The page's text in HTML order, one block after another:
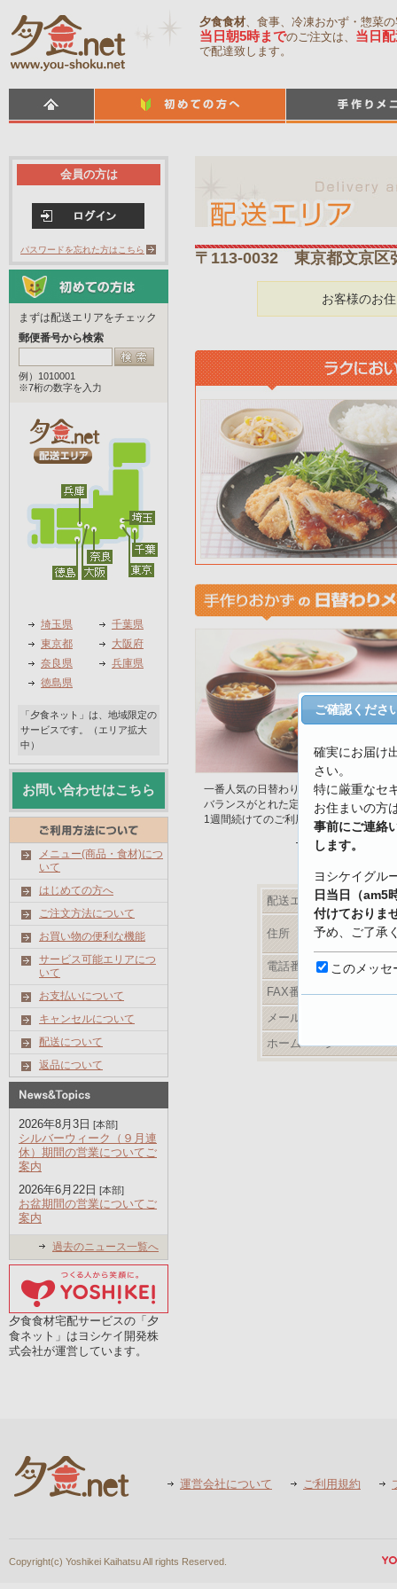
夕食食材、食事、冷凍おかず・惣菜
当日朝5時までのご注文は、 当日
で配達致します。
〒113-0032 東京都文京区
お客様のお
一番人気の日替わり手作りおかず。
バランスがとれた定番メニュー。
1週間続けてのご利用をお勧めします。
最新メニューは
配送エリア
住所
電話番号
FAX番号
メールアドレス
ホームページ
会員の方は
パスワードを忘れた方はこちら
まずは配送エリアをチェック
郵便番号から検索
例）1010001
※7桁の数字を入力
埼玉県
千葉県
東京都
大阪府
奈良県
兵庫県
徳島県
「夕食ネット」は、地域限定の
サービスです。（エリア拡大
中）
お問い合わせはこちら
メニュー(商品・食材)につ
いて
はじめての方へ
ご注文方法について
お買い物の便利な機能
サービス可能エリアにつ
いて
お支払いについて
キャンセルについて
配送について
返品について
2026年8月3日 [本部]
シルバーウィーク（９月連
休）期間の営業についてご
案内
2026年6月22日 [本部]
お盆期間の営業についてご
案内
過去のニュース一覧へ
夕食食材宅配サービスの「夕
食ネット」はヨシケイ開発株
式会社が運営しています。
運営会社について ご利用規約
Copyright(c) Yoshikei Kaihatsu All rights Reserved.
ご確認くださ
確実にお届け
さい。
特に厳重なセ
お住まいの方
事前にご連絡
します。
ヨシケイグル
日当日（am5
付けておりま
予め、ご了承
【キャンセル
このメッ